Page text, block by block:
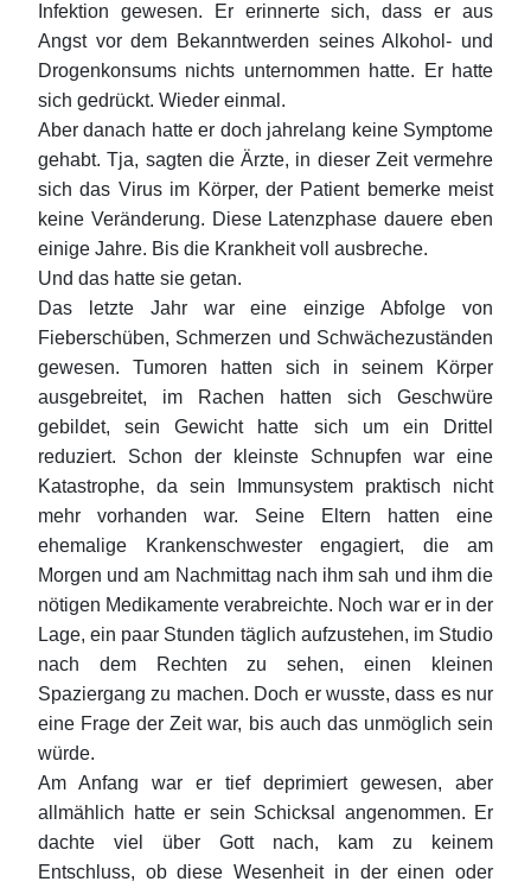
Infektion gewesen. Er erinnerte sich, dass er aus
Angst vor dem Bekanntwerden seines Alkohol- und
Drogenkonsums nichts unternommen hatte. Er hatte
sich gedrückt. Wieder einmal.
Aber danach hatte er doch jahrelang keine Symptome
gehabt. Tja, sagten die Ärzte, in dieser Zeit vermehre
sich das Virus im Körper, der Patient bemerke meist
keine Veränderung. Diese Latenzphase dauere eben
einige Jahre. Bis die Krankheit voll ausbreche.
Und das hatte sie getan.
Das letzte Jahr war eine einzige Abfolge von
Fieberschüben, Schmerzen und Schwächezuständen
gewesen. Tumoren hatten sich in seinem Körper
ausgebreitet, im Rachen hatten sich Geschwüre
gebildet, sein Gewicht hatte sich um ein Drittel
reduziert. Schon der kleinste Schnupfen war eine
Katastrophe, da sein Immunsystem praktisch nicht
mehr vorhanden war. Seine Eltern hatten eine
ehemalige Krankenschwester engagiert, die am
Morgen und am Nachmittag nach ihm sah und ihm die
nötigen Medikamente verabreichte. Noch war er in der
Lage, ein paar Stunden täglich aufzustehen, im Studio
nach dem Rechten zu sehen, einen kleinen
Spaziergang zu machen. Doch er wusste, dass es nur
eine Frage der Zeit war, bis auch das unmöglich sein
würde.
Am Anfang war er tief deprimiert gewesen, aber
allmählich hatte er sein Schicksal angenommen. Er
dachte viel über Gott nach, kam zu keinem
Entschluss, ob diese Wesenheit in der einen oder